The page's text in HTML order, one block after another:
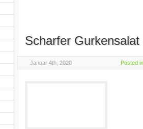
Scharfer
Januar 4th, 2020 Posted